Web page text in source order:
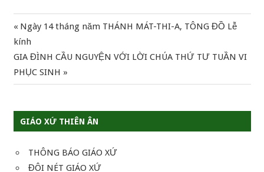
GIÁO XỨ THIÊN ÂN
THÔNG BÁO GIÁO XỨ
ĐÔI NÉT GIÁO XỨ
Điều
hướng
bài
Previous
Post:
Ngày 14 tháng năm THÁNH MÁT-THI-A, TÔNG ĐỒ Lễ
kính
Next
Post:
GIA ĐÌNH CẦU NGUYỆN VỚI LỜI CHÚA THỨ TƯ TUẦN VI
PHỤC SINH